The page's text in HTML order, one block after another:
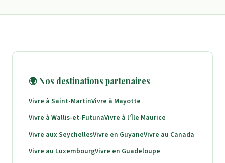
🌍 Nos destinations partenaires
Vivre à Saint-MartinVivre à Mayotte
Vivre à Wallis-et-FutunaVivre à l'Île Maurice
Vivre aux SeychellesVivre en GuyaneVivre au Canada
Vivre au LuxembourgVivre en Guadeloupe